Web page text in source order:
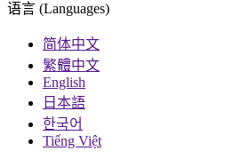
语言 (Languages)
简体中文
繁體中文
English
日本語
한국어
Tiếng Việt